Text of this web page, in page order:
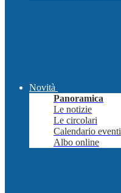
Novità
Panoramica
Le notizie
Le circolari
Calendario eventi
Albo online